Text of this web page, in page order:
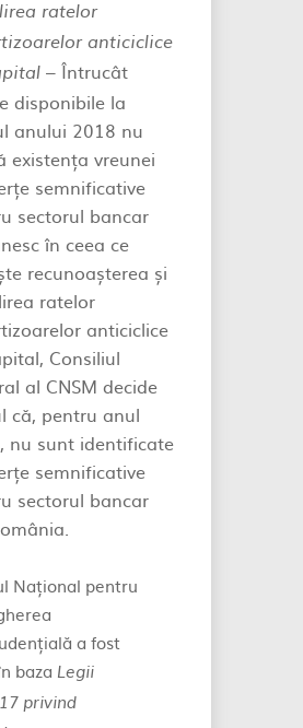
ratelor
anticiclice
– Întrucât
disponibile la
anului 2018 nu
existența vreunei
semnificative
sectorul bancar
în ceea ce
recunoașterea și
ratelor
anticiclice
Consiliul
al CNSM decide
că, pentru anul
nu sunt identificate
semnificative
sectorul bancar
Național pentru
a fost
baza Legii
privind